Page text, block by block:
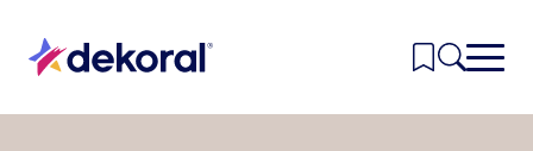
głównej
treści